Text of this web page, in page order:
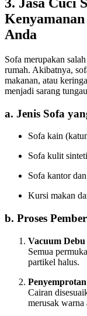
Anda
Sofa merupakan
rumah. Akibatnya,
makanan, atau
menjadi sarang
a. Jenis Sofa
Sofa kain
Sofa kulit
Sofa kantor
Kursi makan
b. Proses
Vacuum
Semua
partikel halus.
Cairan
merusak warna